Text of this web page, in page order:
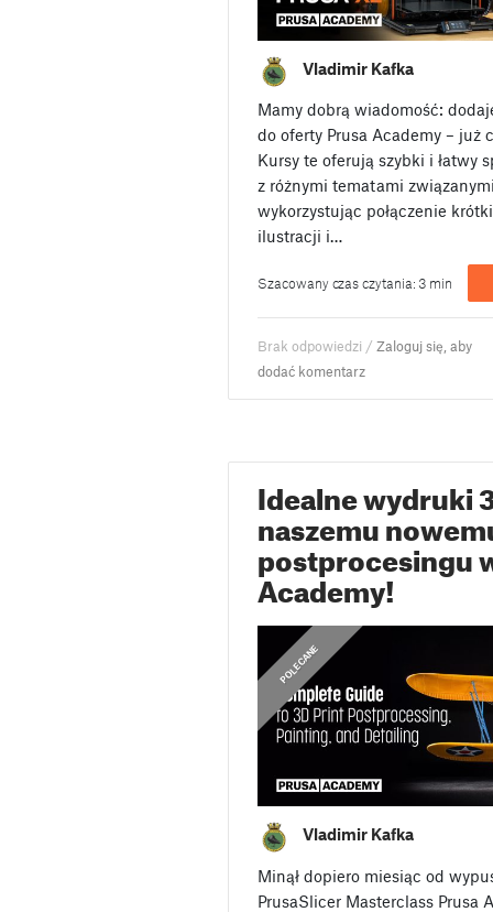
Vladimir Kafka
Mamy dobrą wiadomość:
do oferty Prusa Academy – już
Kursy te oferują szybki i łatwy
z różnymi tematami
wykorzystując połączenie
ilustracji i…
Szacowany czas czytania: 3 min
Brak odpowiedzi /Zaloguj się, aby
dodać komentarz
Idealne wydruki
naszemu
postprocesingu
Academy!
OGŁOSZENIA
POLECANE
Vladimir Kafka
Minął dopiero miesiąc od
PrusaSlicer Masterclass Prusa